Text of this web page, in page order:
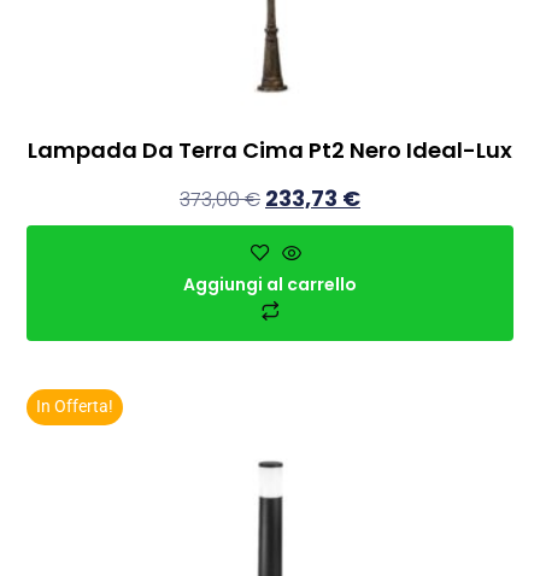
Lampada Da Terra Cima Pt2 Nero Ideal-Lux
373,00€ 233,73 €
Aggiungi al carrello
In Offerta!